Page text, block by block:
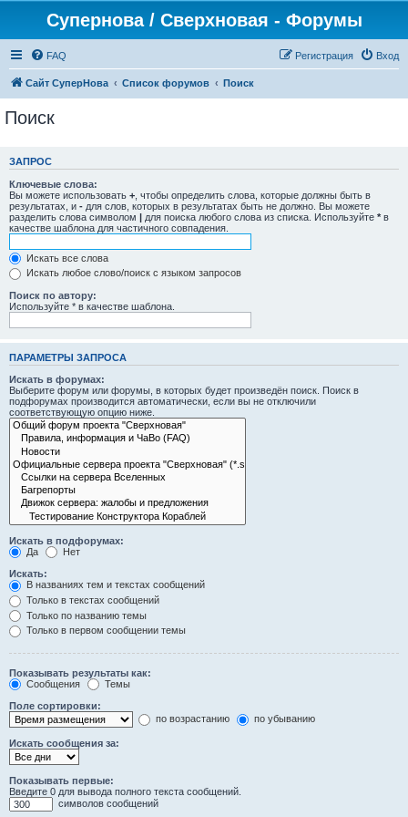
Супернова / Сверхновая - Форумы
FAQ Вход
Регистрация
Сайт СуперНова Список форумов Поиск
Поиск
ЗАПРОС
Ключевые слова:
Вы можете использовать + , чтобы определить слова, которые должны быть в
результатах, и - для слов, которых в результатах быть не должно. Вы можете
разделить слова символом | для поиска любого слова из списка. Используйте * в
качестве шаблона для частичного совпадения.
Искать все слова
Искать любое слово/поиск с языком запросов
Поиск по автору:
Используйте * в качестве шаблона.
ПАРАМЕТРЫ ЗАПРОСА
Искать в форумах:
Выберите форум или форумы, в которых будет произведён поиск. Поиск в
подфорумах производится автоматически, если вы не отключили
соответствующую опцию ниже.
Искать в подфорумах:
Да
Нет
Искать:
В названиях тем и текстах сообщений
Только в текстах сообщений
Только по названию темы
Только в первом сообщении темы
Показывать результаты как:
Сообщения
Темы
Поле сортировки:
по возрастанию
по убыванию
Искать сообщения за:
Показывать первые:
Введите 0 для вывода полного текста сообщений.
символов сообщений